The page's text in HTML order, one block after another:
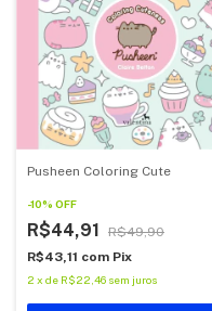
Pusheen Coloring Cute
-10% OFF
R$44,91
R$49,90
R$43,11 com Pix
2 x de R$22,46 sem juros